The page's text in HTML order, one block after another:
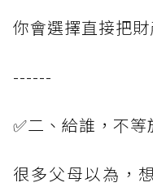
你會選擇直接把
------
✅二、給誰，不
很多父母以為，